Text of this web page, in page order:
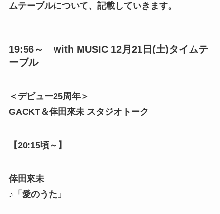
ムテーブルについて、記載していきます。
19:56～ with MUSIC 12月 21日(土)タイムテ
ーブル
＜デビュー25周年＞
GACKT＆倖田來未 スタジオトーク
【20:15頃～】
倖田來未
♪「愛のうた」